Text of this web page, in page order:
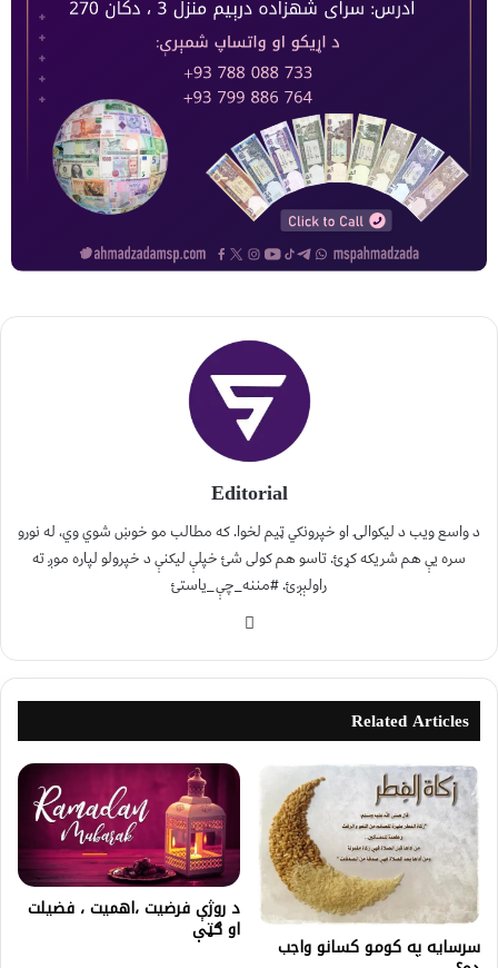
Editorial
د واسع ویب د لیکوالۍ او خپرونکي ټیم لخوا. که مطالب مو خوښ شوي وي، له نورو
سره یې هم شریکه کړئ. تاسو هم کولی شئ خپلې لیکنې د خپرولو لپاره موږ ته
راولېږئ. #مننه_چې_یاستئ
Related Articles
سرسايه په كومو كسانو واجب
د روژې فرضیت ،اهمیت ، فضیلت
او ګټې